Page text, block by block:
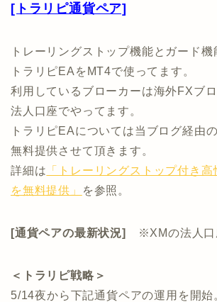
[トラリピ通貨ペア]
トレーリングストップ機能とガード
トラリピEAをMT4で使ってます。
利用しているブローカーは海外FXブロ
法人口座でやってます。
トラリピEAについては当ブログ経由
無料提供させて頂きます。
詳細は 「トレーリングストップ付き
を無料提供」
を参照。
[通貨ペアの最新状況] ※XMの法人口
＜トラリピ戦略＞
5/14夜から下記通貨ペアの運用を開始